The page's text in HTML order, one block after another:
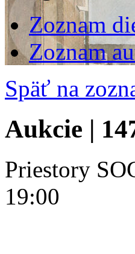
Zoznam
Zoznam
Späť na
Aukcie |
Priestory
19:00